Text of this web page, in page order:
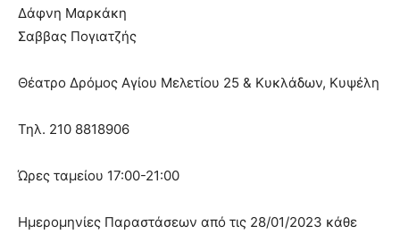
Δάφνη Μαρκάκη
Σαββας Πογιατζής
Θέατρο Δρόμος Αγίου Μελετίου 25 & Κυκλάδων, Κυψέλη
Τηλ. 210 8818906
Ώρες ταμείου 17:00-21:00
Ημερομηνίες Παραστάσεων από τις 28/01/2023 κάθε